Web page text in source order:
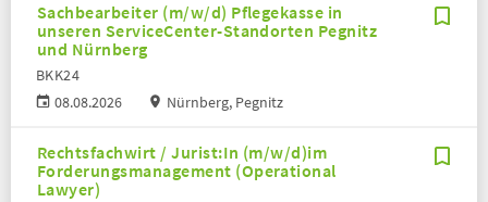
Sachbearbeiter (m/w/d) Pflegekasse in
unseren ServiceCenter-Standorten Pegnitz
und Nürnberg
08.08.2026
BKK24
Nürnberg, Pegnitz
Rechtsfachwirt / Jurist:In (m/w/d)im
Forderungsmanagement (Operational
Lawyer)